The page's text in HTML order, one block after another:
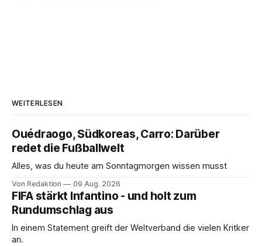
WEITERLESEN
Ouédraogo, Südkoreas, Carro: Darüber
redet die Fußballwelt
Alles, was du heute am Sonntagmorgen wissen musst
Von Redaktion 09 Aug. 2026
FIFA stärkt Infantino - und holt zum
Rundumschlag aus
In einem Statement greift der Weltverband die vielen Kritker
an.